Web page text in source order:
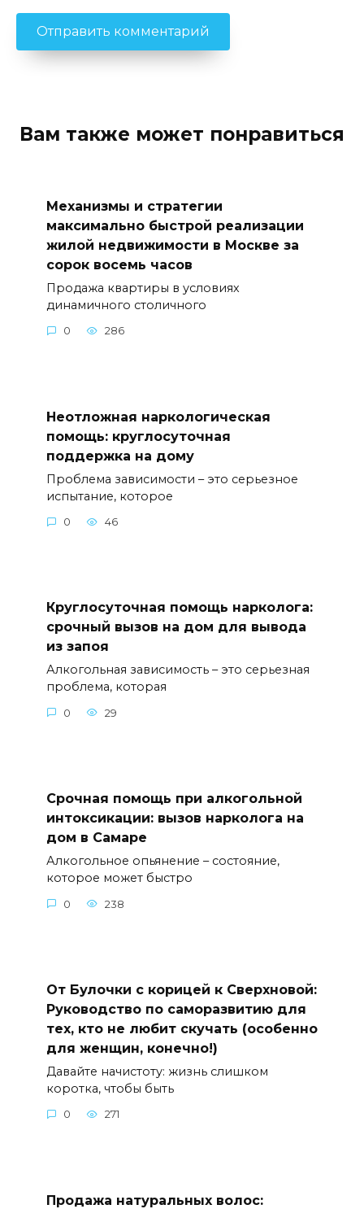
Вам также может понравиться
Механизмы и стратегии
максимально быстрой реализации
жилой недвижимости в Москве за
сорок восемь часов
Продажа квартиры в условиях
динамичного столичного
0 286
Неотложная наркологическая
помощь: круглосуточная
поддержка на дому
Проблема зависимости – это серьезное
испытание, которое
0 46
Круглосуточная помощь нарколога:
срочный вызов на дом для вывода
из запоя
Алкогольная зависимость – это серьезная
проблема, которая
0 29
Срочная помощь при алкогольной
интоксикации: вызов нарколога на
дом в Самаре
Алкогольное опьянение – состояние,
которое может быстро
0 238
От Булочки с корицей к Сверхновой:
Руководство по саморазвитию для
тех, кто не любит скучать (особенно
для женщин, конечно!)
Давайте начистоту: жизнь слишком
коротка, чтобы быть
0 271
Продажа натуральных волос: